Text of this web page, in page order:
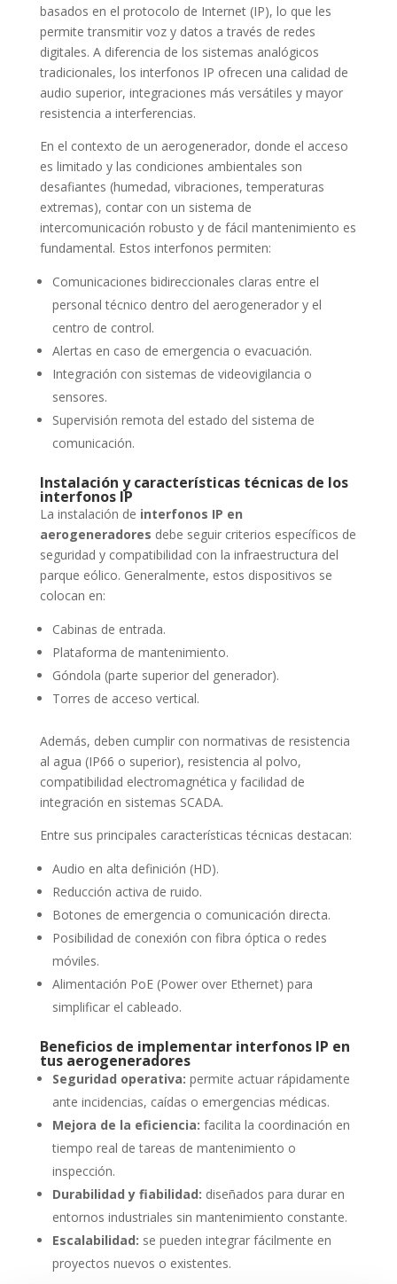
basados en el protocolo de Internet (IP), lo que les
permite transmitir voz y datos a través de redes
digitales. A diferencia de los sistemas analógicos
tradicionales, los interfonos IP ofrecen una calidad de
audio superior, integraciones más versátiles y mayor
resistencia a interferencias.
En el contexto de un aerogenerador, donde el acceso
es limitado y las condiciones ambientales son
desafiantes (humedad, vibraciones, temperaturas
extremas), contar con un sistema de
intercomunicación robusto y de fácil mantenimiento es
fundamental. Estos interfonos permiten:
Comunicaciones bidireccionales claras entre el
personal técnico dentro del aerogenerador y el
centro de control.
Alertas en caso de emergencia o evacuación.
Integración con sistemas de videovigilancia o
sensores.
Supervisión remota del estado del sistema de
comunicación.
Instalación y características técnicas de los
interfonos IP
La instalación de interfonos IP en
aerogeneradores debe seguir criterios específicos de
seguridad y compatibilidad con la infraestructura del
parque eólico. Generalmente, estos dispositivos se
colocan en:
Cabinas de entrada.
Plataforma de mantenimiento.
Góndola (parte superior del generador).
Torres de acceso vertical.
Además, deben cumplir con normativas de resistencia
al agua (IP66 o superior), resistencia al polvo,
compatibilidad electromagnética y facilidad de
integración en sistemas SCADA.
Entre sus principales características técnicas destacan:
Audio en alta definición (HD).
Reducción activa de ruido.
Botones de emergencia o comunicación directa.
Posibilidad de conexión con fibra óptica o redes
móviles.
Alimentación PoE (Power over Ethernet) para
simplificar el cableado.
Beneficios de implementar interfonos IP en
tus aerogeneradores
Seguridad operativa: permite actuar rápidamente
ante incidencias, caídas o emergencias médicas.
Mejora de la eficiencia: facilita la coordinación en
tiempo real de tareas de mantenimiento o
inspección.
Durabilidad y fiabilidad: diseñados para durar en
entornos industriales sin mantenimiento constante.
Escalabilidad: se pueden integrar fácilmente en
proyectos nuevos o existentes.